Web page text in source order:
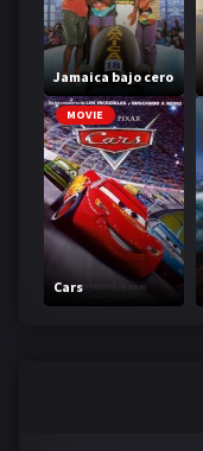
Jamaica bajo cero
MOVIE
Cars